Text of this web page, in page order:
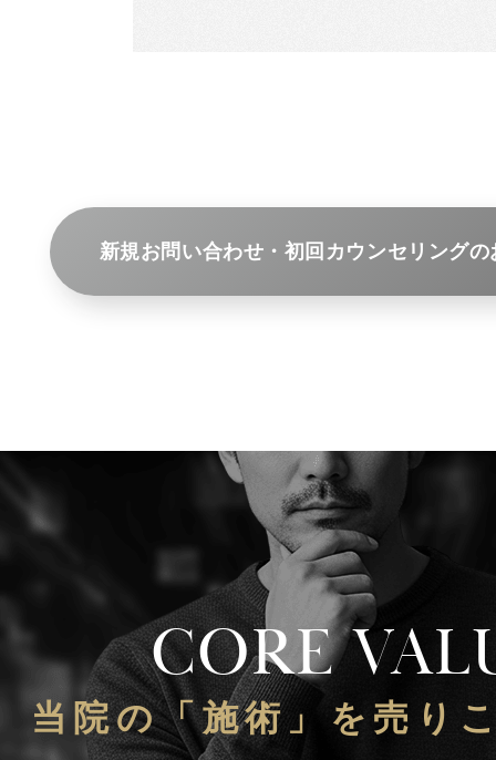
新規お問い合わせ・初回カウンセリングの
CORE
当院の「施術」を売り